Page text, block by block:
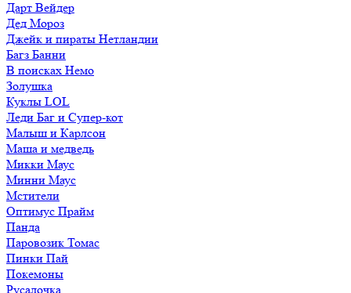
Дарт Вейдер
Дед Мороз
Джейк и пираты Нетландии
Багз Банни
В поисках Немо
Золушка
Куклы LOL
Леди Баг и Супер-кот
Малыш и Карлсон
Маша и медведь
Микки Маус
Минни Маус
Мстители
Оптимус Прайм
Панда
Паровозик Томас
Пинки Пай
Покемоны
Русалочка